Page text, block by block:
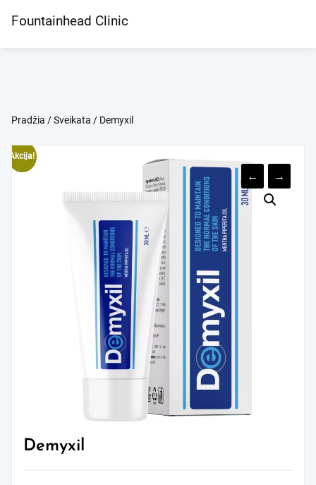
Fountainhead Clinic
Pradžia /Sveikata / Demyxil
Akcija!
← →
Demyxil